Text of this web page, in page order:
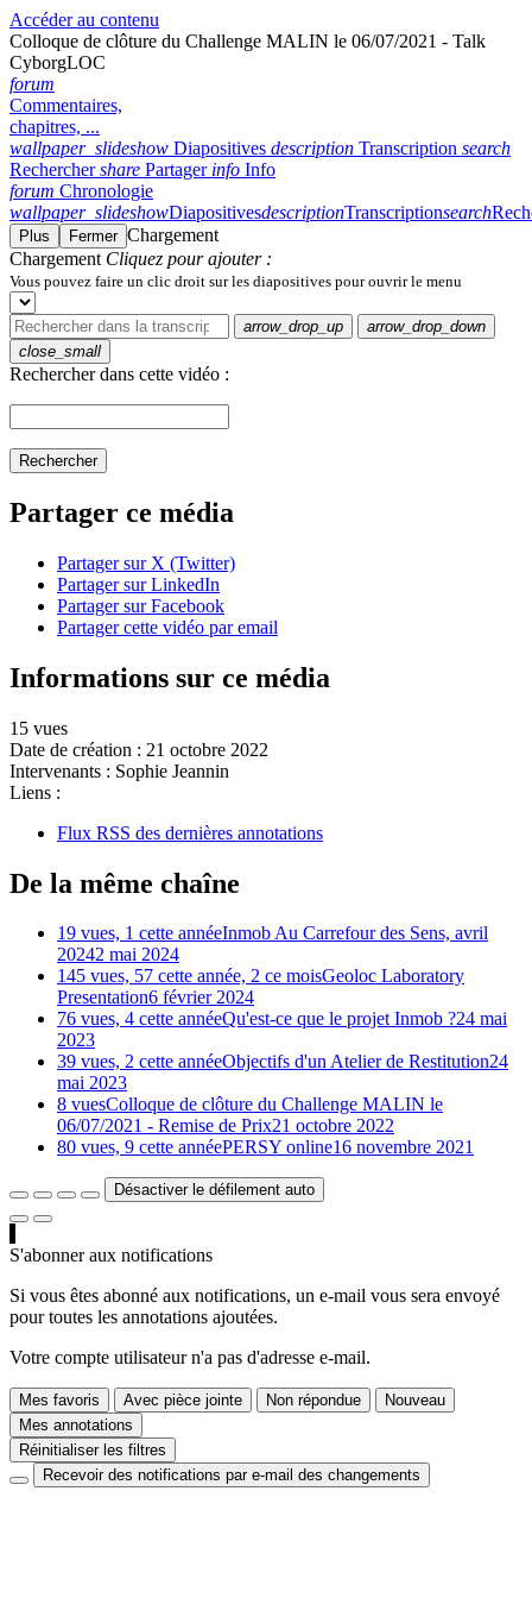
Accéder au contenu
Colloque de clôture du Challenge MALIN le 06/07/2021 - Talk
CyborgLOC
forum
Commentaires,
chapitres, ...
wallpaper_slideshow Diapositives description Transcription search
Rechercher share Partager info Info
forum Chronologie
wallpaper_slideshowDiapositivesdescriptionTranscriptionsearch
Plus Fermer Chargement
Chargement Cliquez pour ajouter :
Vous pouvez faire un clic droit sur les diapositives pour ouvrir le menu
arrow_drop_up
arrow_drop_down
close_small
Rechercher dans cette vidéo :
Rechercher
Partager ce média
Partager sur X (Twitter)
Partager sur LinkedIn
Partager sur Facebook
Partager cette vidéo par email
Informations sur ce média
15 vues
Date de création : 21 octobre 2022
Intervenants : Sophie Jeannin
Liens :
Flux RSS des dernières annotations
De la même chaîne
19 vues, 1 cette annéeInmob Au Carrefour des Sens, avril
20242 mai 2024
145 vues, 57 cette année, 2 ce moisGeoloc Laboratory
Presentation6 février 2024
76 vues, 4 cette annéeQu'est-ce que le projet Inmob ?24 mai
2023
39 vues, 2 cette annéeObjectifs d'un Atelier de Restitution24
mai 2023
8 vuesColloque de clôture du Challenge MALIN le
06/07/2021 - Remise de Prix21 octobre 2022
80 vues, 9 cette annéePERSY online16 novembre 2021
Désactiver le défilement auto
S'abonner aux notifications
Si vous êtes abonné aux notifications, un e-mail vous sera envoyé
pour toutes les annotations ajoutées.
Votre compte utilisateur n'a pas d'adresse e-mail.
Mes favoris Avec pièce jointe Non répondue
Nouveau
Mes annotations
Réinitialiser les filtres
Recevoir des notifications par e-mail des changements